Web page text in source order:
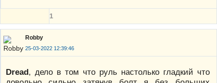
1
Robby
25-03-2022 12:39:46
Dread, дело в том что руль настолько гладкий что